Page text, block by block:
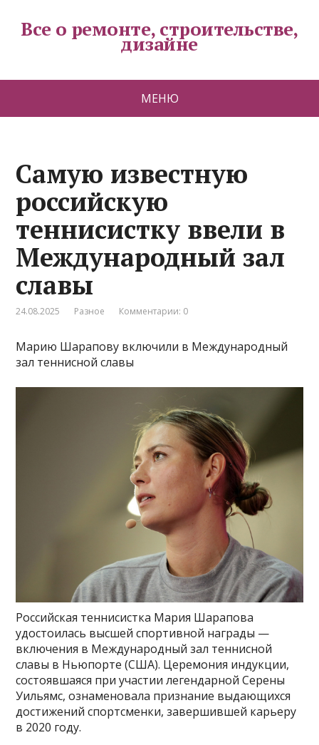
Все о ремонте, строительстве,
дизайне
МЕНЮ
Самую известную
российскую
теннисистку ввели в
Международный зал
славы
24.08.2025 Разное Комментарии: 0
Марию Шарапову включили в Международный
зал теннисной славы
Российская теннисистка Мария Шарапова
удостоилась высшей спортивной награды —
включения в Международный зал теннисной
славы в Ньюпорте (США). Церемония индукции,
состоявшаяся при участии легендарной Серены
Уильямс, ознаменовала признание выдающихся
достижений спортсменки, завершившей карьеру
в 2020 году.